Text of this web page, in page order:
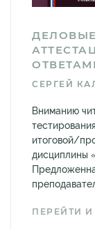
СЕРГЕЙ
Вниманию
итоговой/
дисциплины
ПЕРЕЙТИ И